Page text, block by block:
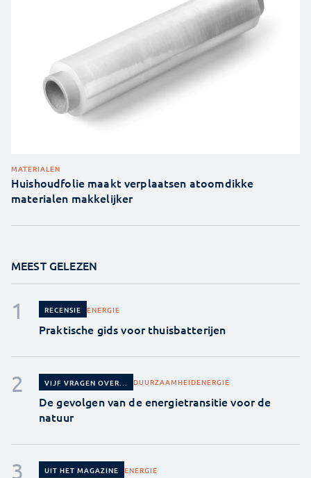
MATERIALEN
Huishoudfolie maakt verplaatsen atoomdikke
materialen makkelijker
MEEST GELEZEN
RECENSIE ENERGIE
Praktische gids voor thuisbatterijen
VIJF VRAGEN OVER... DUURZAAMHEIDENERGIE
De gevolgen van de energietransitie voor de
natuur
UIT HET MAGAZINE ENERGIE